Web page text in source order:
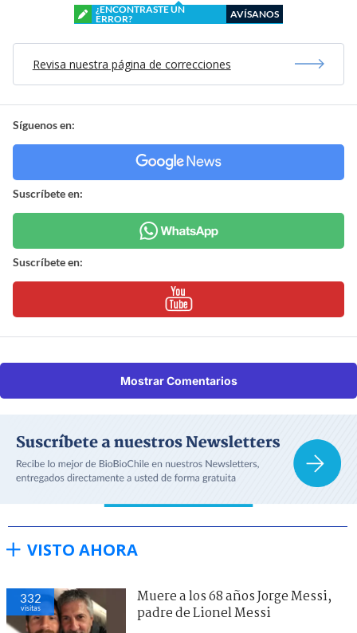
¿ENCONTRASTE UN
ERROR?
AVÍSANOS
Revisa nuestra página de correcciones
Síguenos en:
Suscríbete en:
Suscríbete en:
Mostrar Comentarios
VISTO AHORA
332
visitas
Muere a los 68 años Jorge Messi,
padre de Lionel Messi